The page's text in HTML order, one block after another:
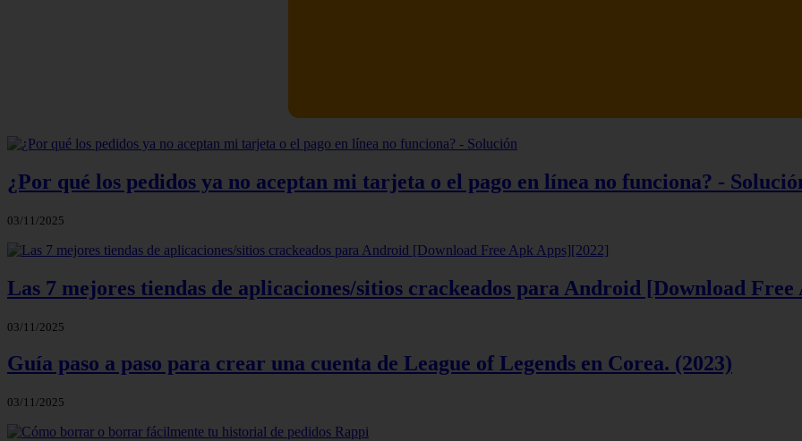
¿Por qué los pedidos ya no aceptan mi tarjeta o el pago en línea no funciona? -
03/11/2025
Las 7 mejores tiendas de aplicaciones/sitios crackeados para Android [Download
03/11/2025
Guía paso a paso para crear una cuenta de League of Legends en Corea. (2023)
03/11/2025